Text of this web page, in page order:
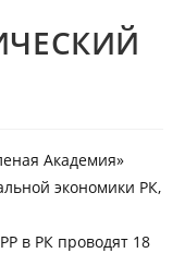
Академия»
экономики РК,
в РК проводят 18